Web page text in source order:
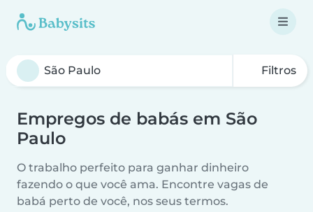
Filtros
Empregos de babás em São
Paulo
O trabalho perfeito para ganhar dinheiro
fazendo o que você ama. Encontre vagas de
babá perto de você, nos seus termos.